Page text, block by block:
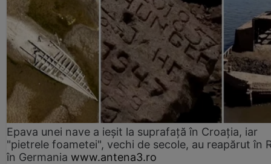
Epava unei nave a ieșit la suprafață în Croația, iar
"pietrele foametei", vechi de secole, au reapărut în
în Germania www.antena3.ro